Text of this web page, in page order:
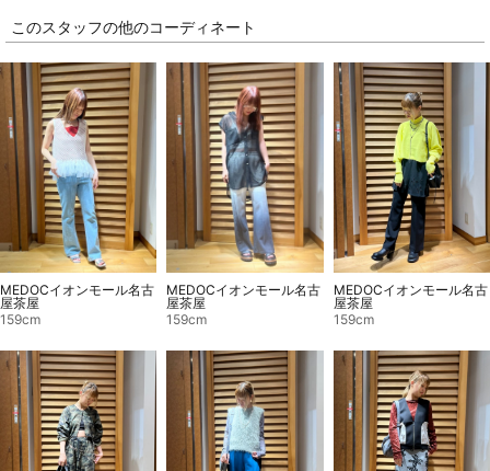
このスタッフの他のコーディネート
MEDOCイオンモール名古
屋茶屋
159cm
MEDOCイオンモール名古
屋茶屋
159cm
MEDOCイオンモール名古
屋茶屋
159cm